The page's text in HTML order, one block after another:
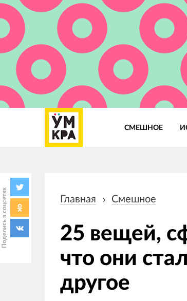
СМЕШНОЕ
Поделись в соцсетях навигации
Главная Смешное
25 вещей,
что они
другое